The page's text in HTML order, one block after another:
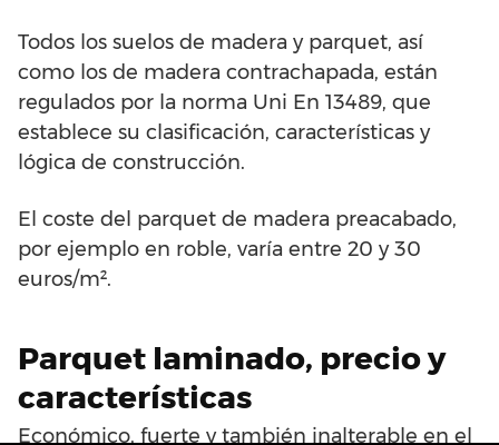
Todos los suelos de madera y parquet, así
como los de madera contrachapada, están
regulados por la norma Uni En 13489, que
establece su clasificación, características y
lógica de construcción.
El coste del parquet de madera preacabado,
por ejemplo en roble, varía entre 20 y 30
euros/m².
Parquet laminado, precio y
características
Económico, fuerte y también inalterable en el